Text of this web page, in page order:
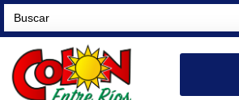
Search
for: